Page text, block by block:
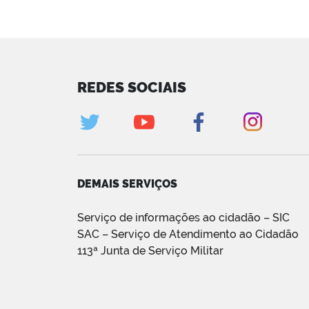
REDES SOCIAIS
DEMAIS SERVIÇOS
Serviço de informações ao cidadão – SIC
SAC – Serviço de Atendimento ao Cidadão
113ª Junta de Serviço Militar